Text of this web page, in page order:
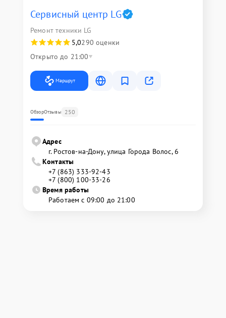
Сервисный центр LG
Ремонт техники LG
5,0290 оценки
Открыто до 21:00
Маршрут
ОбзорОтзывы 250
Адрес
г. Ростов-на-Дону, улица Города Волос, 6
Контакты
+7 (863) 333-92-43
+7 (800) 100-33-26
Время работы
Работаем с 09:00 до 21:00